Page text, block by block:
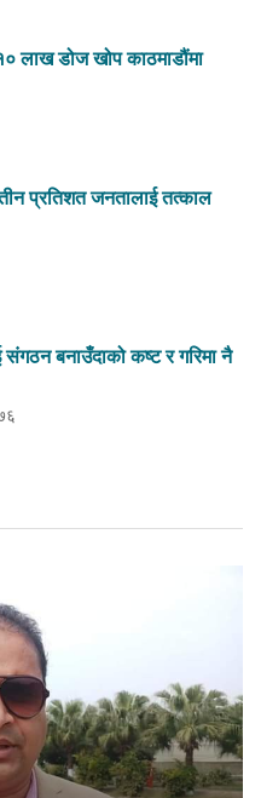
लाख डोज खोप काठमाडौंमा
प्रतिशत जनतालाई तत्काल
बनाउँदाको कष्ट र गरिमा नै